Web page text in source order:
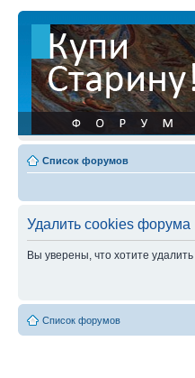
Список форумов
Удалить cookies форума
Вы уверены, что хотите
Список форумов